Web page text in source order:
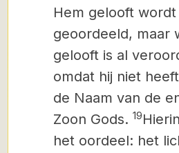
Hem gelooft
geoordeeld, maar
gelooft is al
omdat hij niet
de Naam van de
Zoon Gods. 19
het oordeel: het